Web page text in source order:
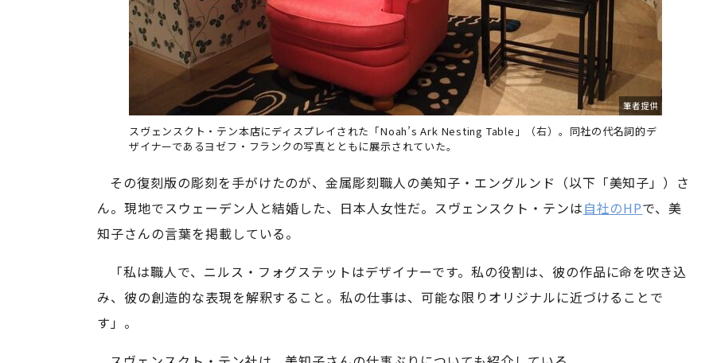
筆者提供
スヴェンスクト・テン本店にディスプレイされた「Noah’s Ark Nesting Table」（右）。同社の代名詞的デ
ザイナーであるヨゼフ・フランクの写真とともに展示されていた。
その復刻版の彫刻を手がけたのが、金属彫刻職人の美知子・エングルンド（以下「美知子」）さ
ん。現地でスウェーデン人と結婚した、日本人女性だ。スヴェンスクト・テンは自社のHPで、美
知子さんの言葉を掲載している。
「私は職人で、ニルス・フォグステットはデザイナーです。私の役割は、彼の作品に命を吹き込
み、彼の創造的な表現を解釈すること。私の仕事は、可能な限りオリジナルに近づけることで
す」。